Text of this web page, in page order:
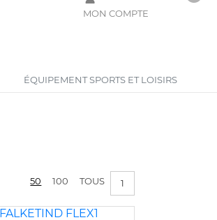
MON COMPTE
ÉQUIPEMENT SPORTS ET LOISIRS
50 100 TOUS 1